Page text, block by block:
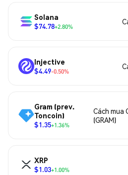
Solana
$74.78+2.80%
Injective
$4.49-0.50%
Gram (prev.
Toncoin)
$1.35+1.36%
Cách mua
(GRAM)
XRP
$1.03+1.00%